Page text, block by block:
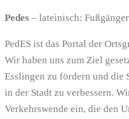
Pedes – lateinisch:
PedES ist das Portal der
Wir haben uns zum Ziel
Esslingen zu fördern und die
in der Stadt zu verbessern.
Verkehrswende ein, die den